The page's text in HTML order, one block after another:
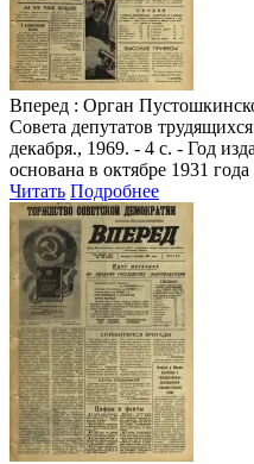
Вперед : Орган
Совета депутатов
декабря., 1969. - 4 с. - Год
основана в октябре 1931 года
Читать Подробнее